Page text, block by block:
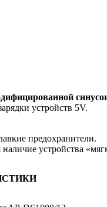
устройств 5V.
предохранители.
устройства